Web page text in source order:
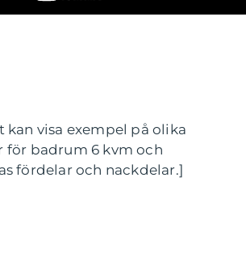
kan visa exempel på olika
för badrum 6 kvm och
fördelar och nackdelar.]